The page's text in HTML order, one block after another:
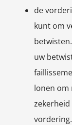
de
kunt om
uw
lonen om
vordering.